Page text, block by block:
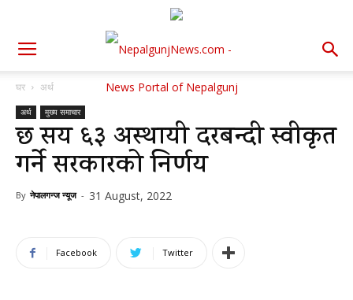
घर अर्थ
अर्थ मुख्य समाचार
छ सय ६३ अस्थायी दरबन्दी स्वीकृत
गर्ने सरकारको निर्णय
By नेपालगन्ज न्यूज - 31 August, 2022
Facebook Twitter